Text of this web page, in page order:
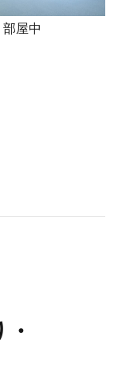
部屋中